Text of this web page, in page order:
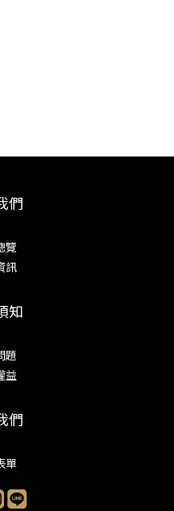
們
覽
訊
知
題
益
們
單